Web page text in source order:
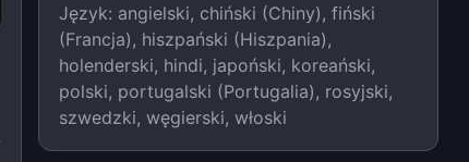
Język: angielski, chiński (Chiny), fiński
(Francja), hiszpański (Hiszpania),
holenderski, hindi, japoński, koreański,
polski, portugalski (Portugalia), rosyjski,
szwedzki, węgierski, włoski